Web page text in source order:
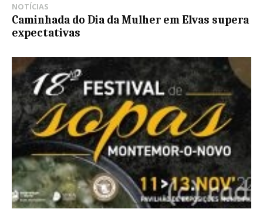
NOTÍCIAS
Caminhada do Dia da Mulher em Elvas supera
expectativas